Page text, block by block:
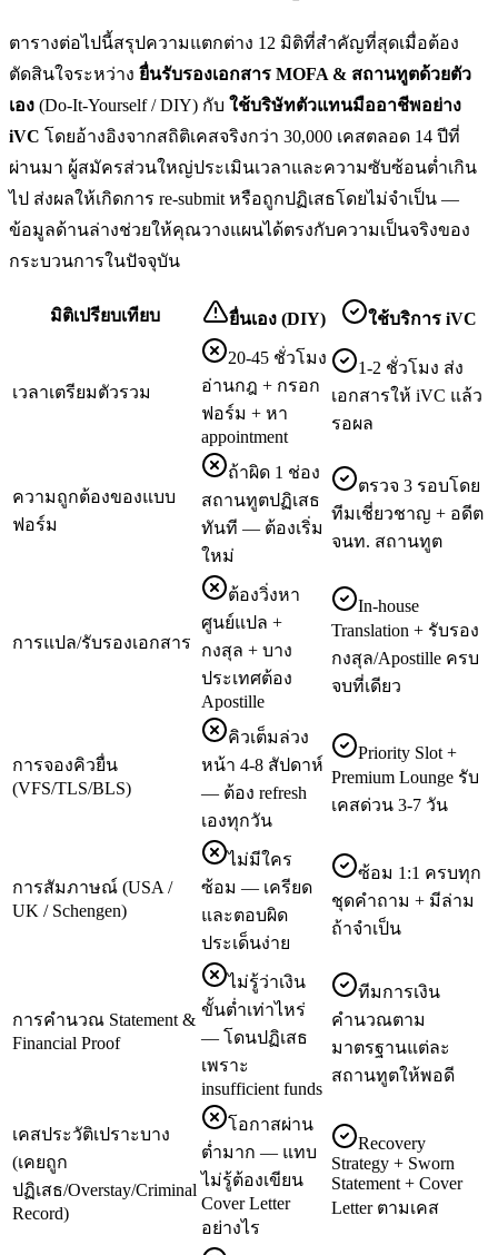
ตารางต่อไปนี้สรุปความแตกต่าง 12 มิติที่สำคัญที่สุดเมื่อต้อง
ตัดสินใจระหว่าง ยื่นรับรองเอกสาร MOFA & สถานทูตด้วยตัว
เอง (Do-It-Yourself / DIY) กับ ใช้บริษัทตัวแทนมืออาชีพอย่าง
iVC โดยอ้างอิงจากสถิติเคสจริงกว่า 30,000 เคสตลอด 14 ปีที่
ผ่านมา ผู้สมัครส่วนใหญ่ประเมินเวลาและความซับซ้อนต่ำเกิน
ไป ส่งผลให้เกิดการ re-submit หรือถูกปฏิเสธโดยไม่จำเป็น —
ข้อมูลด้านล่างช่วยให้คุณวางแผนได้ตรงกับความเป็นจริงของ
กระบวนการในปัจจุบัน
มิติเปรียบเทียบ ยื่นเอง (DIY) ใช้บริการ iVC
เวลาเตรียมตัวรวม
20-45 ชั่วโมง
อ่านกฎ + กรอก
ฟอร์ม + หา
appointment
1-2 ชั่วโมง ส่ง
เอกสารให้ iVC แล้ว
รอผล
ความถูกต้องของแบบ
ฟอร์ม
ถ้าผิด 1 ช่อง
สถานทูตปฏิเสธ
ทันที — ต้องเริ่ม
ใหม่
ตรวจ 3 รอบโดย
ทีมเชี่ยวชาญ + อดีต
จนท. สถานทูต
การแปล/รับรองเอกสาร
ต้องวิ่งหา
ศูนย์แปล +
กงสุล + บาง
ประเทศต้อง
Apostille
In-house
Translation + รับรอง
กงสุล/Apostille ครบ
จบที่เดียว
การจองคิวยื่น
(VFS/TLS/BLS)
คิวเต็มล่วง
หน้า 4-8 สัปดาห์
— ต้อง refresh
เองทุกวัน
Priority Slot +
Premium Lounge รับ
เคสด่วน 3-7 วัน
การสัมภาษณ์ (USA /
UK / Schengen)
ไม่มีใคร
ซ้อม — เครียด
และตอบผิด
ประเด็นง่าย
ซ้อม 1:1 ครบทุก
ชุดคำถาม + มีล่าม
ถ้าจำเป็น
การคำนวณ Statement &
Financial Proof
ไม่รู้ว่าเงิน
ขั้นต่ำเท่าไหร่
— โดนปฏิเสธ
เพราะ
insufficient funds
ทีมการเงิน
คำนวณตาม
มาตรฐานแต่ละ
สถานทูตให้พอดี
เคสประวัติเปราะบาง
(เคยถูก
ปฏิเสธ/Overstay/Criminal
Record)
โอกาสผ่าน
ต่ำมาก — แทบ
ไม่รู้ต้องเขียน
Cover Letter
อย่างไร
Recovery
Strategy + Sworn
Statement + Cover
Letter ตามเคส